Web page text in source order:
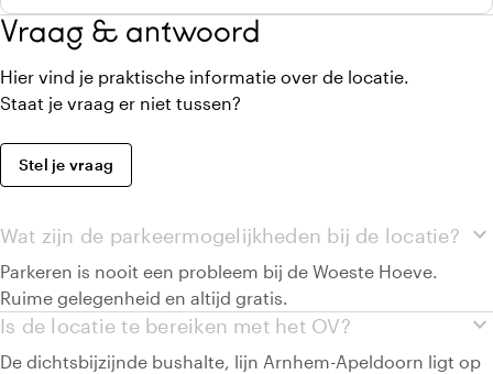
Vraag & antwoord
Hier vind je praktische informatie over de locatie.
Staat je vraag er niet tussen?
Stel je vraag
expand_more
Wat zijn de parkeermogelijkheden bij de locatie?
Parkeren is nooit een probleem bij de Woeste Hoeve.
Ruime gelegenheid en altijd gratis.
expand_more
Is de locatie te bereiken met het OV?
De dichtsbijzijnde bushalte, lijn Arnhem-Apeldoorn ligt op